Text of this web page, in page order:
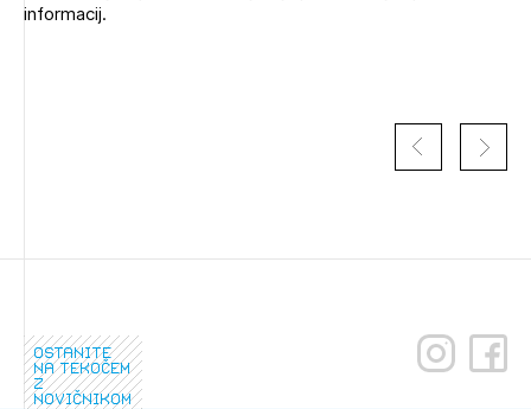
informacij.
ostanite
na tekočem
z
novičnikom